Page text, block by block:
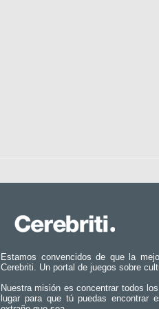
Estamos convencidos de que la
Cerebriti. Un portal de juegos sobre
Nuestra misión es concentrar todos
lugar para que tú puedas